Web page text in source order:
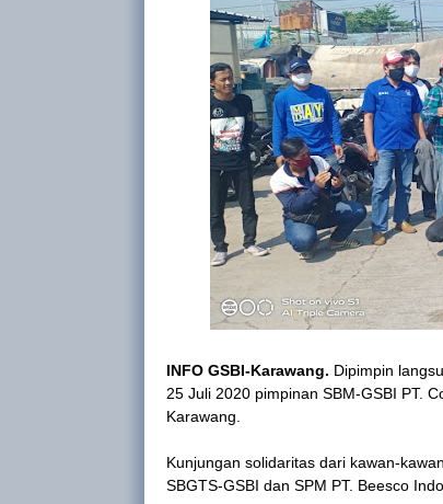
INFO GSBI-Karawang. Dipimpin
25 Juli 2020 pimpinan SBM-GSBI PT.
Karawang.
Kunjungan solidaritas dari kawan-
SBGTS-GSBI dan SPM PT. Beesco